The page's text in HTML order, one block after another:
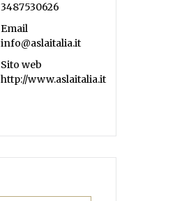
3487530626
Email
info@aslaitalia.it
Sito web
http://www.aslaitalia.it